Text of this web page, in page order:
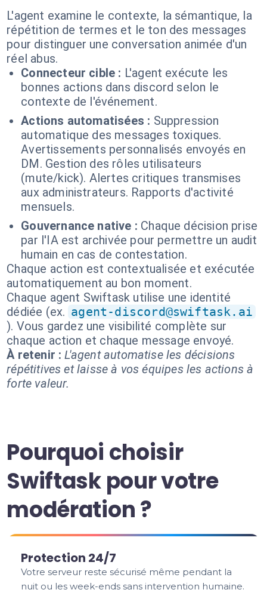
L'agent examine le contexte, la sémantique, la
répétition de termes et le ton des messages
pour distinguer une conversation animée d'un
réel abus.
Connecteur cible : L'agent exécute les
bonnes actions dans discord selon le
contexte de l'événement.
Actions automatisées : Suppression
automatique des messages toxiques.
Avertissements personnalisés envoyés en
DM. Gestion des rôles utilisateurs
(mute/kick). Alertes critiques transmises
aux administrateurs. Rapports d'activité
mensuels.
Gouvernance native : Chaque décision prise
par l'IA est archivée pour permettre un audit
humain en cas de contestation.
Chaque action est contextualisée et exécutée
automatiquement au bon moment.
Chaque agent Swiftask utilise une identité
dédiée (ex. agent-discord@swiftask.ai
). Vous gardez une visibilité complète sur
chaque action et chaque message envoyé.
À retenir : L'agent automatise les décisions
répétitives et laisse à vos équipes les actions à
forte valeur.
Pourquoi choisir
Swiftask pour votre
modération ?
Protection 24/7
Votre serveur reste sécurisé même pendant la
nuit ou les week-ends sans intervention humaine.